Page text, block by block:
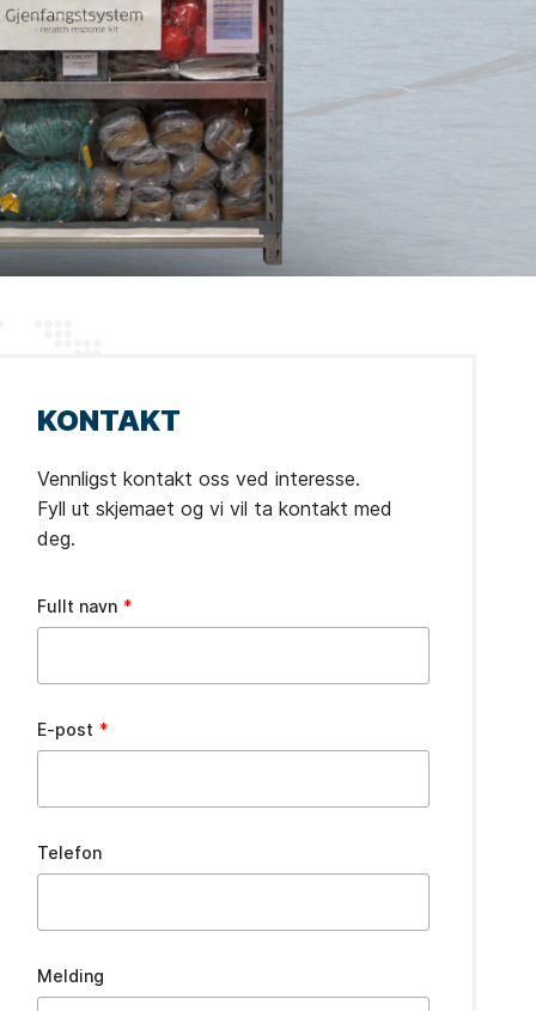
KONTAKT
Vennligst kontakt oss ved interesse.
Fyll ut skjemaet og vi vil ta kontakt med
deg.
this
Fullt navn
E-post
Telefon
Melding